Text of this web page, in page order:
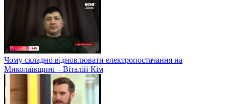
Чому складно відновлювати електропостачання на
Миколаївщині – Віталій Кім